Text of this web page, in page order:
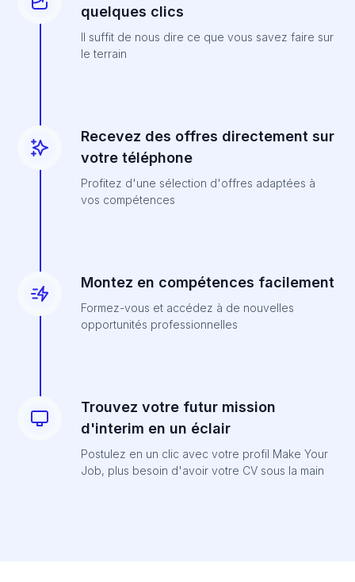
quelques clics
Il suffit de nous dire ce que vous savez faire sur
le terrain
Recevez des offres directement sur
votre téléphone
Profitez d'une sélection d'offres adaptées à
vos compétences
Montez en compétences facilement
Formez-vous et accédez à de nouvelles
opportunités professionnelles
Trouvez votre futur mission
d'interim en un éclair
Postulez en un clic avec votre profil Make Your
Job, plus besoin d'avoir votre CV sous la main